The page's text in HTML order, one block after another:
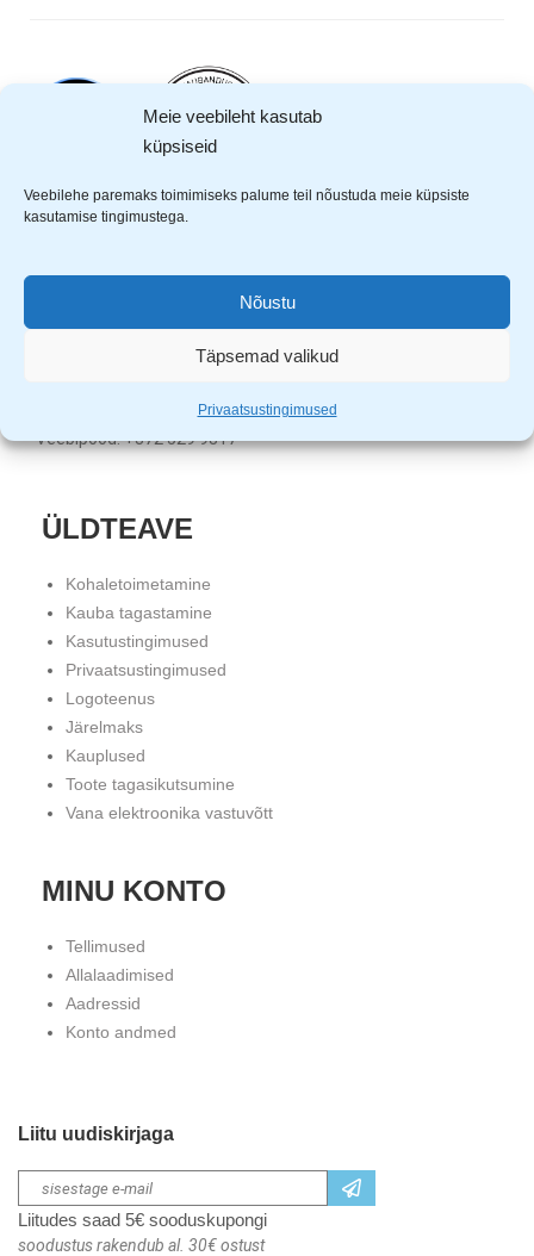
Meie veebileht kasutab
küpsiseid
Veebilehe paremaks toimimiseks palume teil nõustuda meie küpsiste
kasutamise tingimustega.
Nõustu
Täpsemad valikud
Privaatsustingimused
Uuem Viis OÜ
Klienditugi: E-R 9.00 – 17.00
Tallinna pood: +372 5982 2530
Veebipood: +372 529 9817
ÜLDTEAVE
Kohaletoimetamine
Kauba tagastamine
Kasutustingimused
Privaatsustingimused
Logoteenus
Järelmaks
Kauplused
Toote tagasikutsumine
Vana elektroonika vastuvõtt
MINU KONTO
Tellimused
Allalaadimised
Aadressid
Konto andmed
Liitu uudiskirjaga
Liitudes saad 5€ sooduskupongi
soodustus rakendub al. 30€ ostust